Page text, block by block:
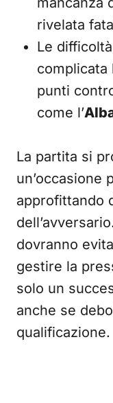
rivelata
Le
complicata
punti
come l’
La partita si
un’occasione
approfittando
dovranno
gestire la
solo un
anche se
qualificazione.